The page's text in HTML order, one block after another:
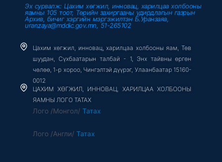
Эх сурвалж: Цахим хөгжил, инновац, харилцаа холбооны
яамны 105 тоот, Төрийн захиргааны удирдлагын газрын
Архив, бичиг хэргийн мэргэжилтэн Б.Уранзаяа,
uranzaya@mddic.gov.mn, 51-265102
Цахим хөгжил, инновац, харилцаа холбооны яам, Төв
шуудан, Сүхбаатарын талбай - 1, Энх тайвны өргөн
чөлөө, 1-р хороо, Чингэлтэй дүүрэг, Улаанбаатар 15160-
0012
ЦАХИМ ХӨГЖИЛ, ИННОВАЦ, ХАРИЛЦАА ХОЛБООНЫ
ЯАМНЫ ЛОГО ТАТАХ
Лого /Монгол/ Татах
Лого /Англи/ Татах